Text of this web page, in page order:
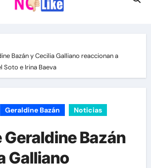
Bazán y Cecilia Galliano reaccionan a
Soto e Irina Baeva
Geraldine Bazán Noticias
Geraldine Bazán
Galliano